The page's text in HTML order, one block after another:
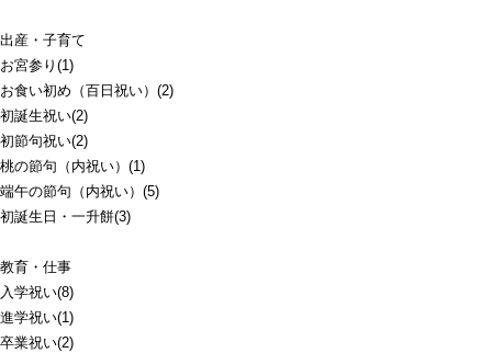
出産・子育て
お宮参り(1)
お食い初め（百日祝い）(2)
初誕生祝い(2)
初節句祝い(2)
桃の節句（内祝い）(1)
端午の節句（内祝い）(5)
初誕生日・一升餅(3)
教育・仕事
入学祝い(8)
進学祝い(1)
卒業祝い(2)